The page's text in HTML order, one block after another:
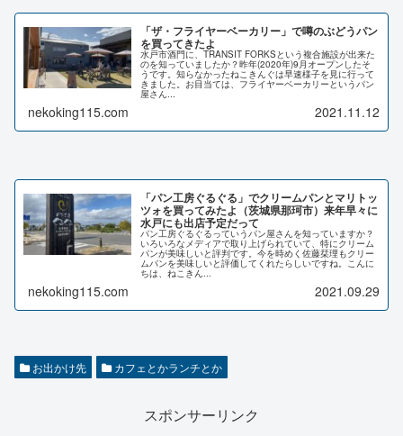
「ザ・フライヤーベーカリー」で噂のぶどうパン
を買ってきたよ
水戸市酒門に、TRANSIT FORKSという複合施設が出来た
のを知っていましたか？昨年(2020年)9月オープンしたそ
うです。知らなかったねこきんぐは早速様子を見に行って
きました。お目当ては、フライヤーベーカリーというパン
屋さん...
nekoking115.com 2021.11.12
「パン工房ぐるぐる」でクリームパンとマリトッ
ツォを買ってみたよ（茨城県那珂市）来年早々に
水戸にも出店予定だって
パン工房ぐるぐるっていうパン屋さんを知っていますか？
いろいろなメディアで取り上げられていて、特にクリーム
パンが美味しいと評判です。今を時めく佐藤栞理もクリー
ムパンを美味しいと評価してくれたらしいですね。こんに
ちは、ねこきん...
nekoking115.com 2021.09.29
お出かけ先 カフェとかランチとか
スポンサーリンク